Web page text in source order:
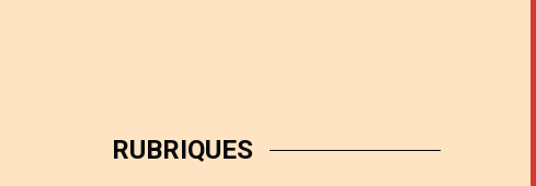
RUBRIQUES